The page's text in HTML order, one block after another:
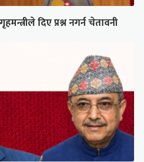
दिए प्रश्न नगर्न चेतावनी